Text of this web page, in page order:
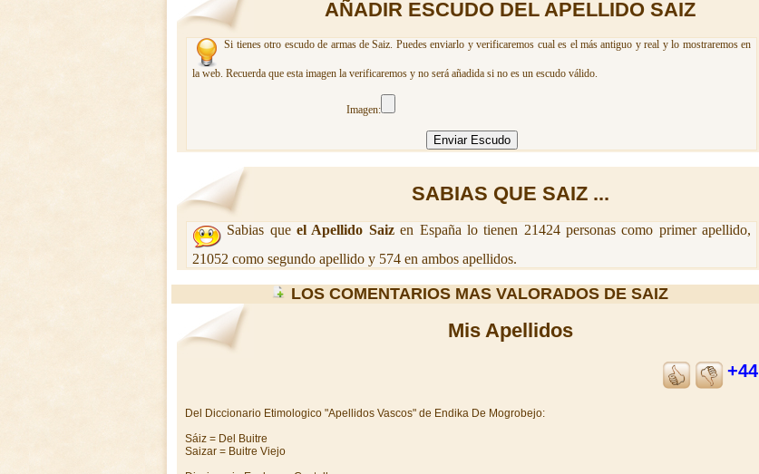
AÑADIR ESCUDO DEL APELLIDO SAIZ
Si tienes otro escudo de armas de Saiz. Puedes enviarlo y verificaremos cual es el más antiguo y real y lo mostraremos en
la web. Recuerda que esta imagen la verificaremos y no será añadida si no es un escudo válido.
Imagen:
SABIAS QUE SAIZ ...
Sabias queel Apellido Saizen España lo tienen 21424 personas como primer apellido,
21052 como segundo apellido y 574 en ambos apellidos.
LOS COMENTARIOS MAS VALORADOS DE SAIZ
Mis Apellidos
+44
Del Diccionario Etimologico "Apellidos Vascos" de Endika De Mogrobejo:
Sáiz = Del Buitre
Saizar = Buitre Viejo